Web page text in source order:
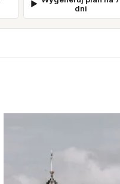
dni